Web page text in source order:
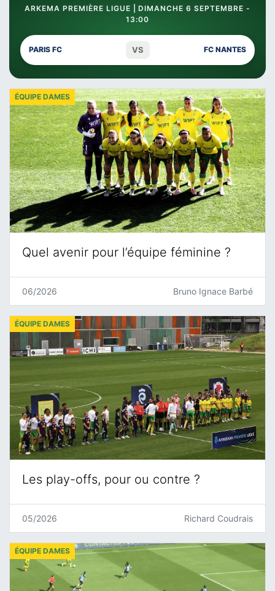
ARKEMA PREMIÈRE LIGUE | DIMANCHE 6 SEPTEMBRE -
13:00
PARIS FC VS FC NANTES
Quel avenir pour l’équipe féminine ?
ÉQUIPE DAMES
06/2026 Bruno Ignace Barbé
Les play-offs, pour ou contre ?
ÉQUIPE DAMES
05/2026 Richard Coudrais
ÉQUIPE DAMES